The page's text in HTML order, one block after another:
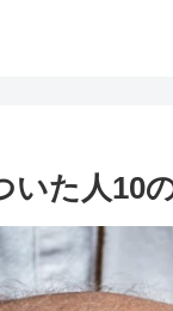
いた人10